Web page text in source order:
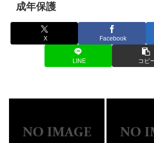
い ...
なぜフランス人はこれほど日本が好きなの
アイドル「歌ってみた」→(ヽ´ん`)「悪口で
1Kアパートの家賃が10万円以上する時代、
「今日も朝から隣家の旦那がオエッ! オエ
【高市円安】高市リスク顕在か？協調介入後
【スクリプト負けてて草w】「色々勉強した
エラー品...
成年保護
X Facebook
LINE コピ